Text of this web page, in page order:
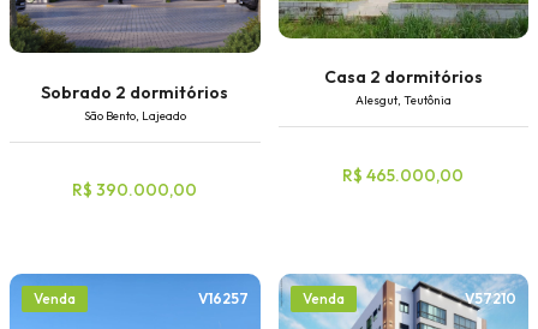
Sobrado 2 dormitórios
São Bento, Lajeado
R$ 390.000,00
Casa 2 dormitórios
Alesgut, Teutônia
R$ 465.000,00
Venda V16257 Venda V57210